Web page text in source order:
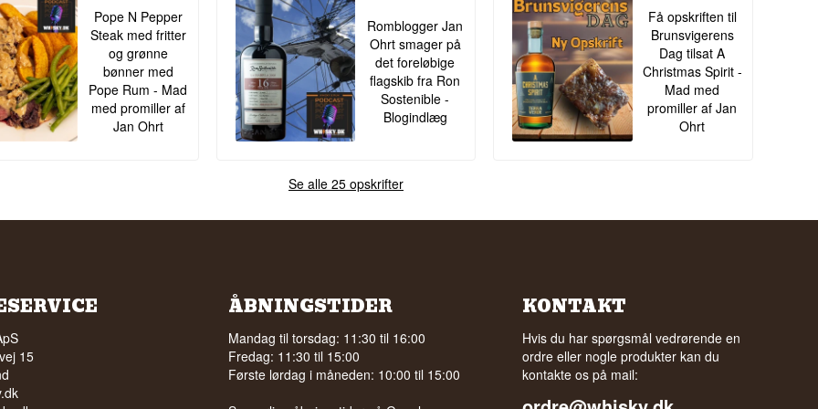
Vidste du at?
Enghaven Rum Distillery er et af de nyere navne på det danske rom-kort og
markedsfører sig bevidst som et "small batch"-destilleri, hvor hver batch, som Black
Strap Batch 2, er en unik sammensætning af udvalgte fade.
Se hele vores udvalg af
Enghaven
Pope N Pepper
Steak med fritter
og grønne
bønner med
Pope Rum - Mad
med promiller af
Jan Ohrt
Romblogger Jan
Ohrt smager på
det foreløbige
flagskib fra Ron
Sostenible -
Blogindlæg
Få opskriften til
Brunsvigerens
Dag tilsat A
Christmas Spirit -
Mad med
promiller af Jan
Ohrt
Se alle 25 opskrifter
15
ÅBNINGSTIDER
Mandag til torsdag: 11:30 til 16:00
Fredag: 11:30 til 15:00
Første lørdag i måneden: 10:00 til 15:00
KONTAKT
Hvis du har spørgsmål vedrørende en
ordre eller nogle produkter kan du
kontakte os på mail: